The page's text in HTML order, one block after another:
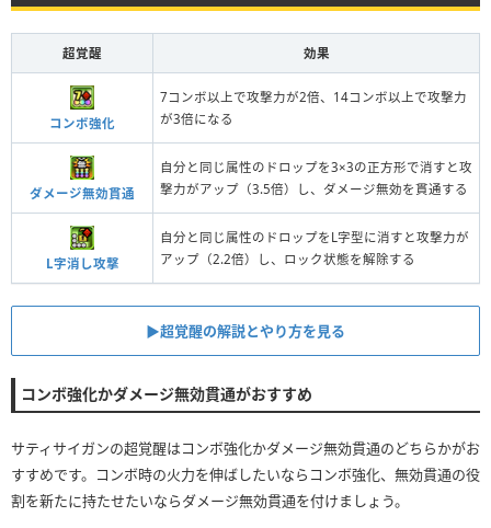
超覚醒 効果
コンボ強化
7コンボ以上で攻撃力が2倍、14コンボ以上で攻撃力
が3倍になる
ダメージ無効貫通
自分と同じ属性のドロップを3×3の正方形で消すと攻
撃力がアップ（3.5倍）し、ダメージ無効を貫通する
L字消し攻撃
自分と同じ属性のドロップをL字型に消すと攻撃力が
アップ（2.2倍）し、ロック状態を解除する
▶︎超覚醒の解説とやり方を見る
コンボ強化かダメージ無効貫通がおすすめ
サティサイガンの超覚醒はコンボ強化かダメージ無効貫通のどちらかがお
すすめです。コンボ時の火力を伸ばしたいならコンボ強化、無効貫通の役
割を新たに持たせたいならダメージ無効貫通を付けましょう。